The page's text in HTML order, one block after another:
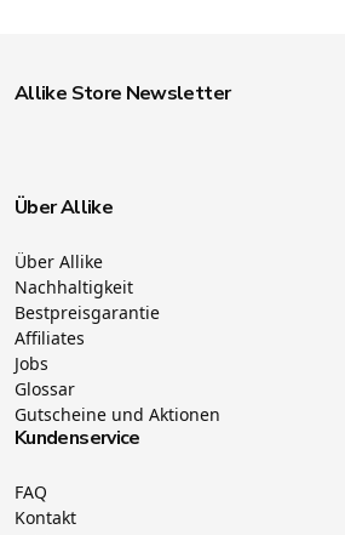
Allike Store Newsletter
Über Allike
Über Allike
Nachhaltigkeit
Bestpreisgarantie
Affiliates
Jobs
Glossar
Gutscheine und Aktionen
Kundenservice
FAQ
Kontakt